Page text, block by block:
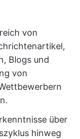
von
Blogs und
von
über
hinweg